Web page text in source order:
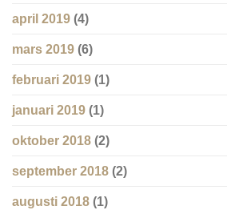
april 2019 (4)
mars 2019 (6)
februari 2019 (1)
januari 2019 (1)
oktober 2018 (2)
september 2018 (2)
augusti 2018 (1)